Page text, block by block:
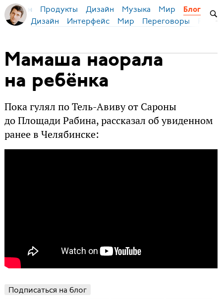
Бирман Продукты Дизайн Музыка Мир Блог
Дизайн Интерфейс Мир Переговоры
Мамаша наорала
на ребёнка
Пока гулял по Тель-Авиву от Сароны
до Площади Рабина, рассказал об увиденном
ранее в Челябинске:
Подписаться на блог